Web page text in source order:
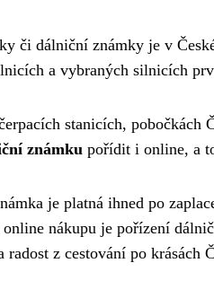
či dálniční známky je v
a vybraných silnicích
stanicích, pobočkách
známku pořídit i online, a
je platná ihned po
nákupu je pořízení
z cestování po krásách